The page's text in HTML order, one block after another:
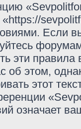
Если
эти
об этом,
этот
означает